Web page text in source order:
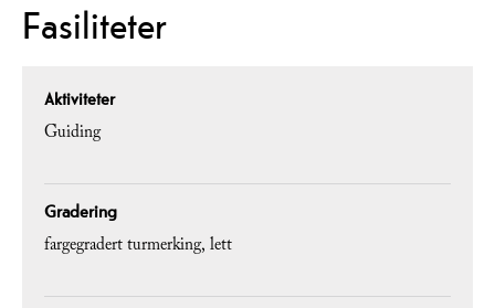
Fasiliteter
Aktiviteter
Guiding
Gradering
fargegradert turmerking lett